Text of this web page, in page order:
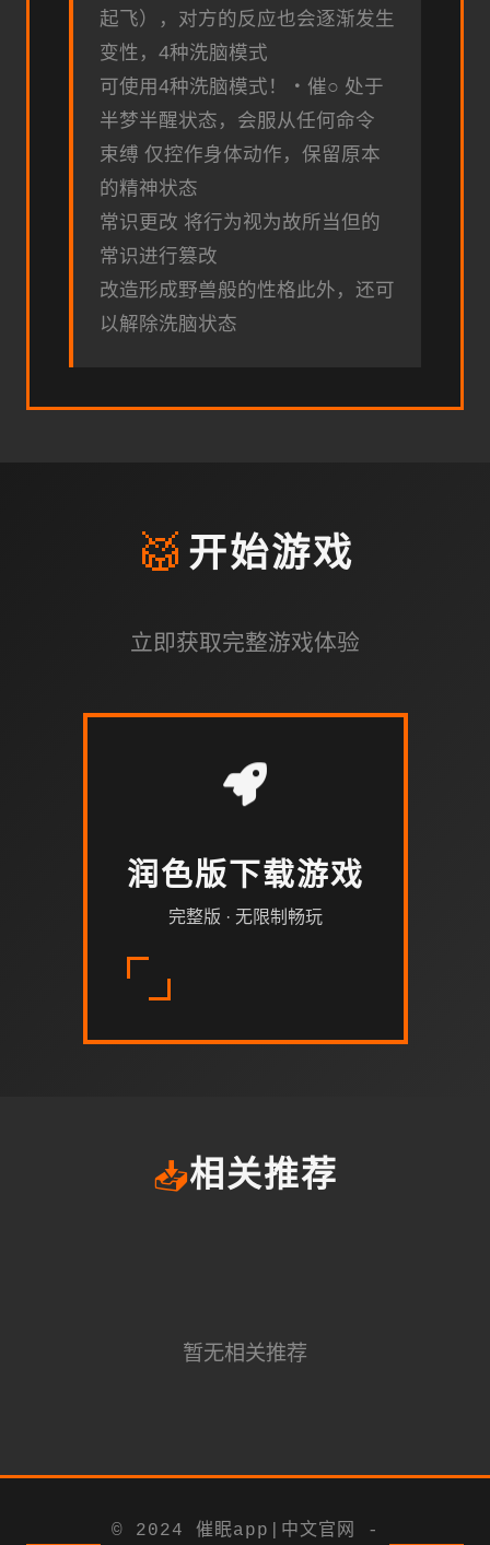
起飞），对方的反应也会逐渐发生
变性，4种洗脑模式
可使用4种洗脑模式！・催○ 处于
半梦半醒状态，会服从任何命令
束缚 仅控作身体动作，保留原本
的精神状态
常识更改 将行为视为故所当但的
常识进行篡改
改造形成野兽般的性格此外，还可
以解除洗脑状态
🥁 开始游戏
立即获取完整游戏体验
润色版下载游戏
完整版 · 无限制畅玩
📥相关推荐
暂无相关推荐
© 2024 催眠app|中文官网 -